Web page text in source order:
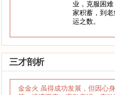
业，克服困
家积蓄，到
运之数。
三才剖析
金金火 虽得成功发展，但因心